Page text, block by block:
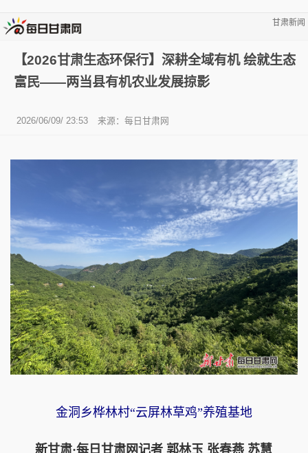
甘肃新闻
【2026甘肃生态环保行】深耕全域有机 绘就生态
富民——两当县有机农业发展掠影
2026/06/09/ 23:53 来源： 每日甘肃网
金洞乡桦林村“云屏林草鸡”养殖基地
新甘肃·每日甘肃网记者 郭林玉 张春燕 苏慧